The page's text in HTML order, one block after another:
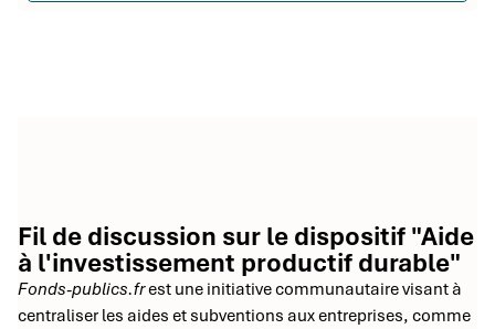
Fil de discussion sur le dispositif "Aide
à l'investissement productif durable"
Fonds-publics.frest une initiative communautaire visant à
centraliser les aides et subventions aux entreprises, comme